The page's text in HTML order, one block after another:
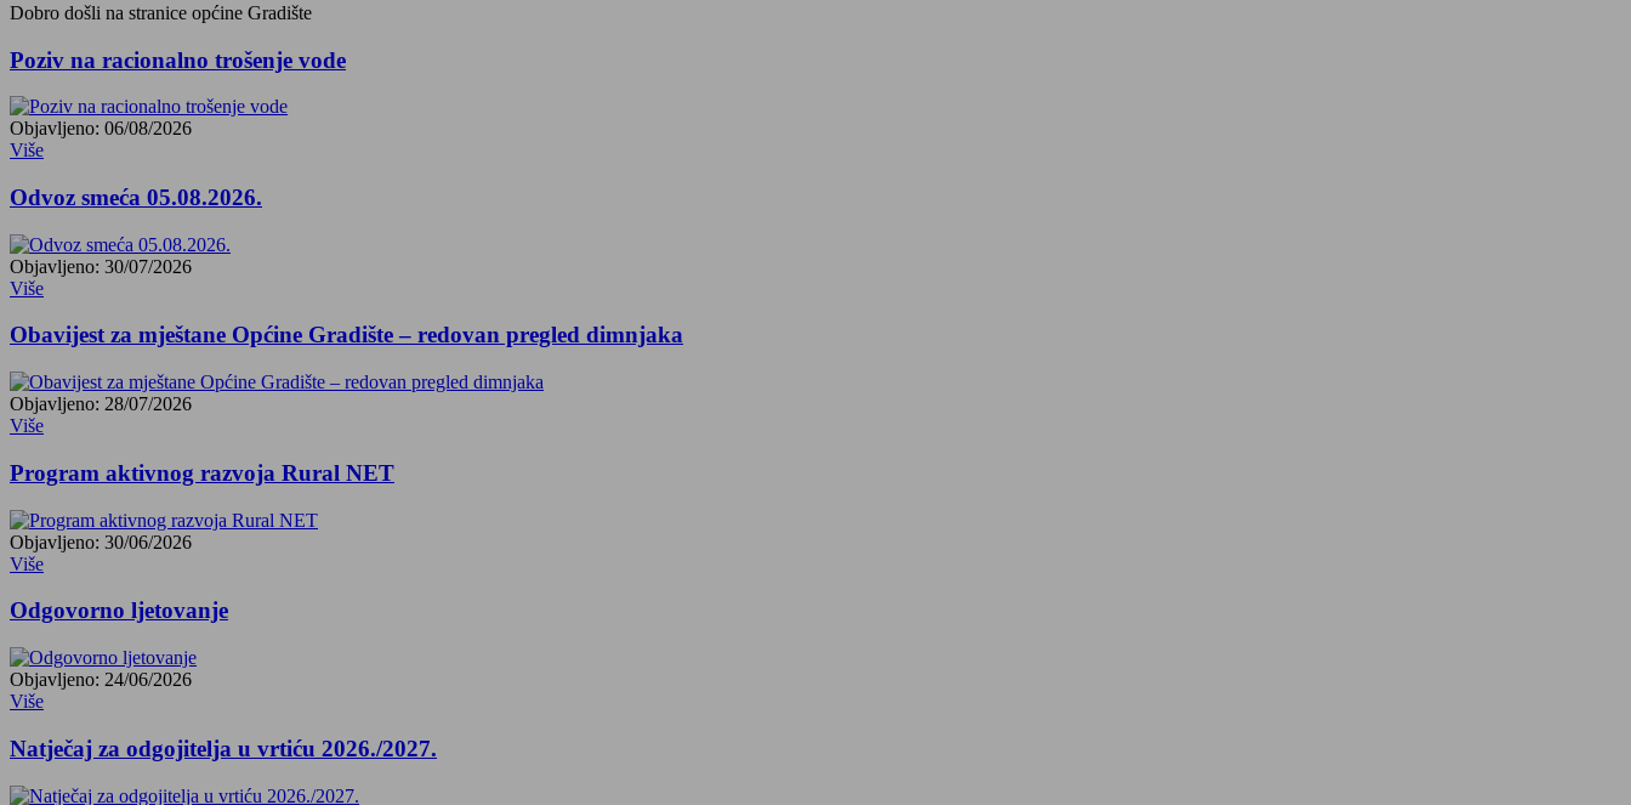
Dobro došli na stranice općine Gradište
Poziv na racionalno trošenje vode
Objavljeno: 06/08/2026
Više
Odvoz smeća 05.08.2026.
Objavljeno: 30/07/2026
Više
Obavijest za mještane Općine Gradište – redovan pregled dimnjaka
Objavljeno: 28/07/2026
Više
Program aktivnog razvoja Rural NET
Objavljeno: 30/06/2026
Više
Odgovorno ljetovanje
Objavljeno: 24/06/2026
Više
Natječaj za odgojitelja u vrtiću 2026./2027.